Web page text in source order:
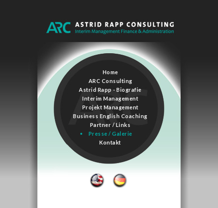
gallery
Galerie
Home
ARC Consulting
Astrid Rapp - Biografie
Interim Management
Projekt Management
Business English Coaching
Partner / Links
Presse / Galerie
Kontakt